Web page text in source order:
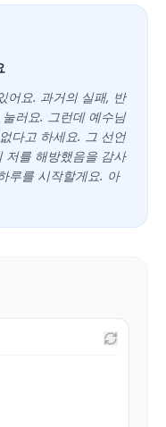
어요. 과거의 실패, 반
러요. 그런데 예수님
다고 하세요. 그 선언
저를 해방했음을 감사
루를 시작할게요. 아